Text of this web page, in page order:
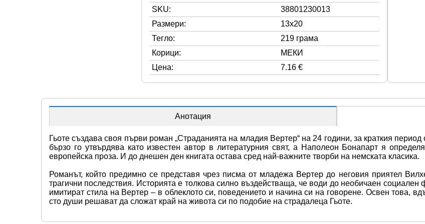
SKU:
38801230013
Размери:
13x20
Тегло:
219 грама
Корици:
МЕКИ
Цена:
7.16 €
Анотация
Гьоте създава своя първи роман „Страданията на младия Вертер“ на 24 години, за краткия
бързо го утвърдява като известен автор в литературния свят, а Наполеон Бонапарт я
европейска проза. И до днешен ден книгата остава сред най-важните творби на немската класика.
Романът, който предимно се представя чрез писма от младежа Вертер до неговия приятел
трагични последствия. Историята е толкова силно въздействаща, че води до необичаен
имитират стила на Вертер – в облеклото си, поведението и начина си на говорене. Освен това,
сто души решават да сложат край на живота си по подобие на страдалеца Гьоте.